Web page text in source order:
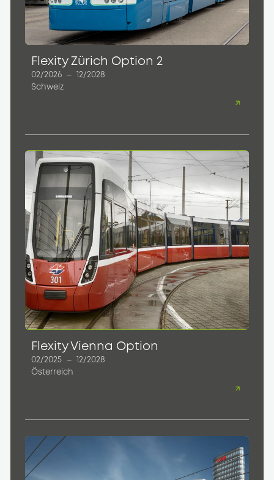
Flexity Zürich Option 2
02/2026 –
12/2028
Schweiz
Flexity Vienna Option
02/2025 –
12/2028
Österreich